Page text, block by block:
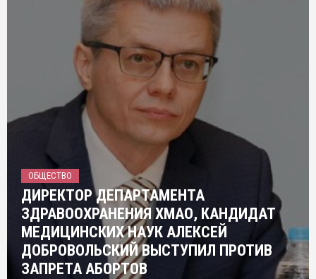
ОБЩЕСТВО
ДИРЕКТОР ДЕПАРТАМЕНТА
ЗДРАВООХРАНЕНИЯ ХМАО, КАНДИДАТ
МЕДИЦИНСКИХ НАУК АЛЕКСЕЙ
ДОБРОВОЛЬСКИЙ ВЫСТУПИЛ ПРОТИВ
ЗАПРЕТА АБОРТОВ